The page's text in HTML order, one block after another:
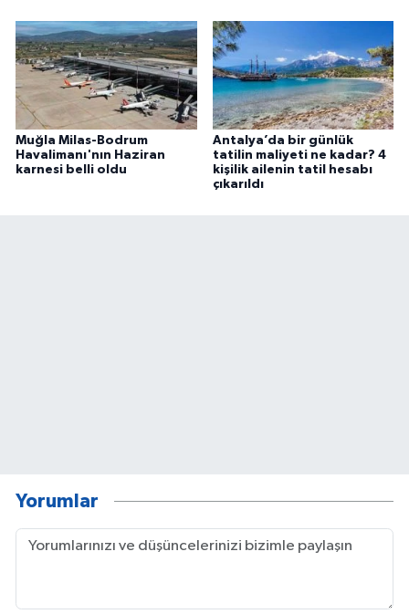
Muğla Milas-Bodrum
Havalimanı'nın Haziran
karnesi belli oldu
Antalya’da bir günlük
tatilin maliyeti ne kadar? 4
kişilik ailenin tatil hesabı
çıkarıldı
Yorumlar